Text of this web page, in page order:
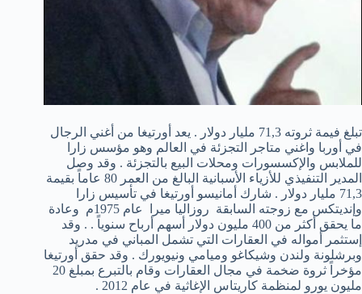
تبلغ فيمة ثروته 71,3 مليار دولار . يعد أورتيغا من أغني الرجال
في أوربا واغني متاجر التجزئة في العالم وهو مؤسس زارا
للملابس والإكسسورات ومحلات البيع بالتجزئة . وقد وصل
المدير التنفيذي للأزياء الأسبانية البالغ من العمر 80 عاماً بقيمة
71,3 مليار دولار . شارك أمانيسو أورتيغا في تأسيس زارا
وإنديتكس مع زوجته السابقة روزاليا ميرا عام 1975م وعادة
ما يحقق أكثر من 400 مليون دولار أسهم أرباح سنوياً . . وقد
إستثمر أمواله في العقارات التي تشمل المباني في مدريد
وبرشلونة ولندن وشيكاغو وميامي ونيويورك . وقد حقق أورتيغا
مؤخراً ثروة ضخمة في مجال العقارات وقام بالتبرع بمبلغ 20
مليون يورو لمنظمة كاريتاس الإغاثية في عام 2012 .